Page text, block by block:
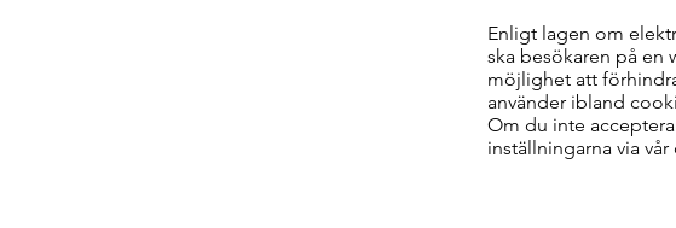
Enligt lagen om
ska besökaren på en
möjlighet att
använder ibland
Om du inte
inställningarna via